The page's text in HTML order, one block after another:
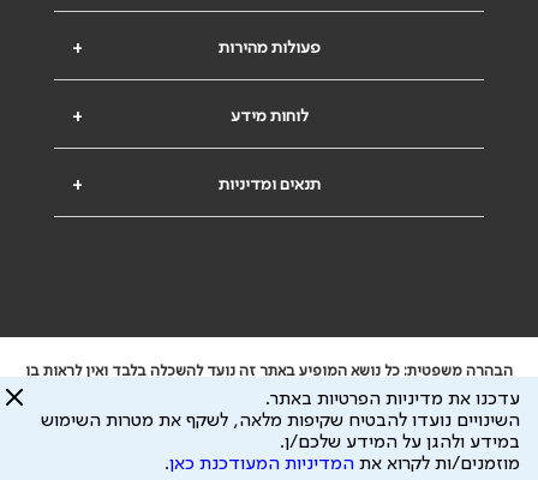
+ פעולות מהירות
+ לוחות מידע
+ תנאים ומדיניות
הבהרה משפטית: כל נושא המופיע באתר זה נועד להשכלה בלבד ואין לראות בו
ייעוץ רפואי או משפטי. אין הר"י אחראית לתוכן המתפרסם באתר זה ולכל נזק
שעלול להיגרם.
ידוע לי שהר"י אוספת ושומרת מידע אישי לצורך מתן השרות וכי חלק ממנו עשוי
להיות מועבר לצדדים שלישיים, הכל בכפוף למדיניות הפרטיות
עדכנו את מדיניות הפרטיות באתר.
השינויים נועדו להבטיח שקיפות מלאה, לשקף את מטרות השימוש
במידע ולהגן על המידע שלכם/ן.
מוזמנים/ות לקרוא את המדיניות המעודכנת כאן.